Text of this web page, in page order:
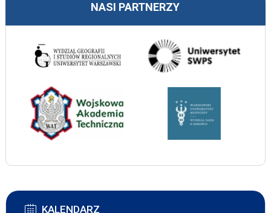
NASI PARTNERZY
KALENDARZ